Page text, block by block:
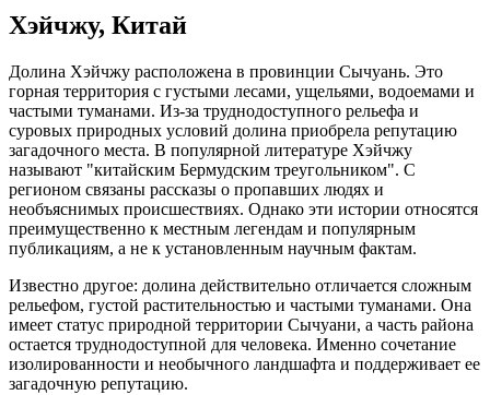
Хэйчжу, Китай
Долина Хэйчжу расположена в провинции Сычуань. Это
горная территория с густыми лесами, ущельями, водоемами и
частыми туманами. Из-за труднодоступного рельефа и
суровых природных условий долина приобрела репутацию
загадочного места. В популярной литературе Хэйчжу
называют "китайским Бермудским треугольником". С
регионом связаны рассказы о пропавших людях и
необъяснимых происшествиях. Однако эти истории относятся
преимущественно к местным легендам и популярным
публикациям, а не к установленным научным фактам.
Известно другое: долина действительно отличается сложным
рельефом, густой растительностью и частыми туманами. Она
имеет статус природной территории Сычуани, а часть района
остается труднодоступной для человека. Именно сочетание
изолированности и необычного ландшафта и поддерживает ее
загадочную репутацию.